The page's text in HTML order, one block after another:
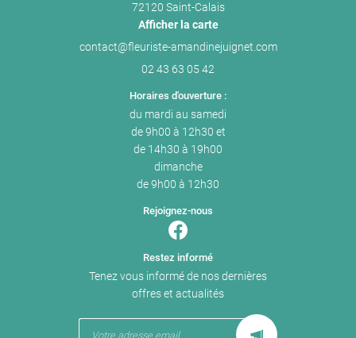
72120 Saint-Calais
Afficher la carte
02 43 63 05 42
Horaires d'ouverture :
du mardi au samedi
de 9h00 à 12h30 et
de 14h30 à 19h00
dimanche
de 9h00 à 12h30
Rejoignez-nous
Restez informé
Tenez vous informé de nos dernières
offres et actualités